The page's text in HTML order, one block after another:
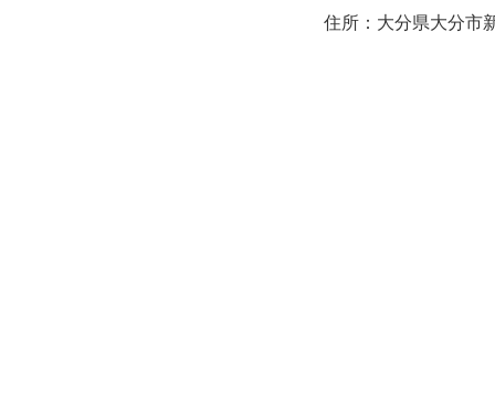
住所：大分県大分市